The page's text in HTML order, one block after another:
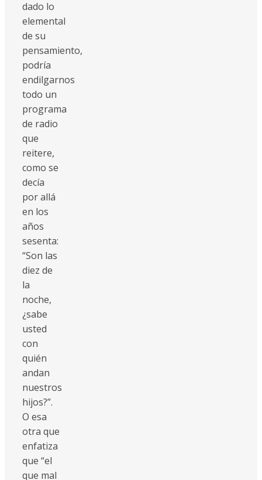
dado lo
elemental
de su
pensamiento,
podría
endilgarnos
todo un
programa
de radio
que
reitere,
como se
decía
por allá
en los
años
sesenta:
“Son las
diez de
la
noche,
¿sabe
usted
con
quién
andan
nuestros
hijos?”.
O esa
otra que
enfatiza
que “el
que mal